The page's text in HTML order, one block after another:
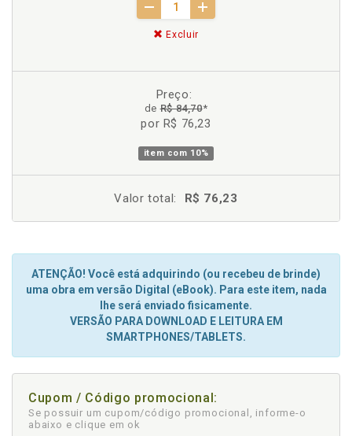
Excluir
Preço:
deR$ 84,70*
por R$ 76,23
item com 10%
Valor total: R$ 76,23
ATENÇÃO! Você está adquirindo (ou recebeu de brinde)
uma obra em versão Digital (eBook). Para este item, nada
lhe será enviado fisicamente.
VERSÃO PARA DOWNLOAD E LEITURA EM
SMARTPHONES/TABLETS.
Cupom / Código promocional:
Se possuir um cupom/código promocional, informe-o
abaixo e clique em ok